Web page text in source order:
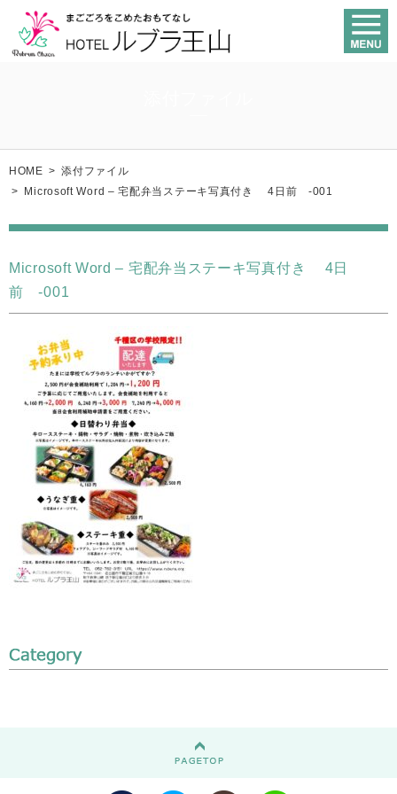
HOME > 添付ファイル
>
Microsoft Word – 宅配弁当ステーキ写真付き 4日前 -001
Microsoft Word – 宅配弁当ステーキ写真付き 4日
前 -001